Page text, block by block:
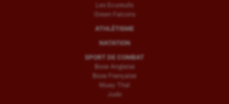
Les Ecureuils
Green Falcons
ATHLÉTISME
NATATION
SPORT DE COMBAT
Boxe Anglaise
Boxe Française
Muay Thaï
Judo